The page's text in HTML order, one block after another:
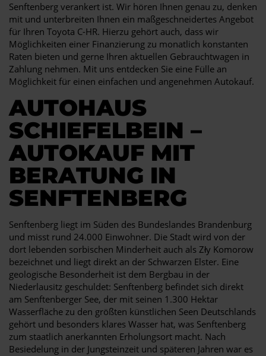
Senftenberg verankert ist. Wir hören Ihnen genau zu, denken
mit und unterbreiten Ihnen ein maßgeschneidertes Angebot
für Ihren Toyota C-HR. Hierzu gehört auch, dass wir
Möglichkeiten einer Finanzierung zu monatlich konstanten
Raten bieten und gerne Ihren aktuellen Gebrauchtwagen in
Zahlung nehmen. Mit uns entdecken Sie eine Fülle an
Möglichkeit für einen einfachen und angenehmen Autokauf.
AUTOHAUS
SCHIEFELBEIN –
AUTOKAUF MIT
BERATUNG IN
SENFTENBERG
Senftenberg liegt im Süden des Bundeslandes Brandenburg
und misst rund 24.000 Einwohner. Die Stadt wird von der
dort lebenden sorbischen Minderheit auch als Zły Komorow
bezeichnet und liegt direkt an der Schwarzen Elster. Eine
geologische Besonderheit ist dem Bergbau in der
Niederlausitz geschuldet: Senftenberg befindet sich direkt
am Senftenberger See, der mit seinen 1.300 Hektar
Wasserfläche zu den größten künstlichen Seen Deutschlands
gehört und besonders klares Wasser hat, was Senftenberg
zum staatlich anerkannten Erholungsort macht. Nach
Besiedelung in der Jungsteinzeit und späteren Jahren war es